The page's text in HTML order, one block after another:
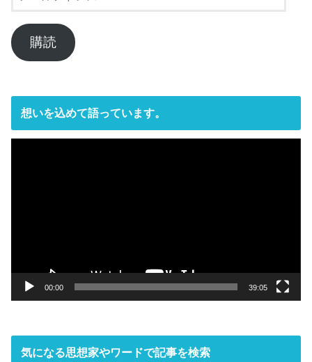
ー
ア
ド
購読
想いを込めて語っています。
00:00 39:05
気になる思想家やワードで記事を検索